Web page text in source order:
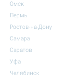
Омск
Пермь
Ростов-на-Дону
Самара
Саратов
Уфа
Челябинск